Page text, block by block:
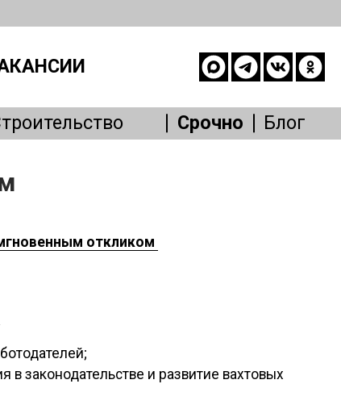
Срочно Блог
откликом
законодательстве и развитие вахтовых